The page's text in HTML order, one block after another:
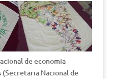
de economia
(Secretaria Nacional de